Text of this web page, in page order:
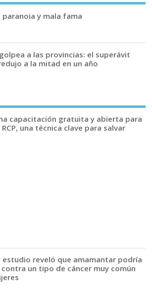
paranoia y mala fama
a las provincias: el superávit
a la mitad en un año
capacitación gratuita y abierta para
una técnica clave para salvar
estudio reveló que amamantar podría
un tipo de cáncer muy común